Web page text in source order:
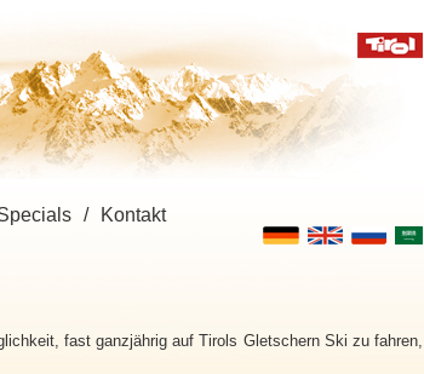
/ Kontakt
fast ganzjährig auf Tirols Gletschern Ski zu fahren,